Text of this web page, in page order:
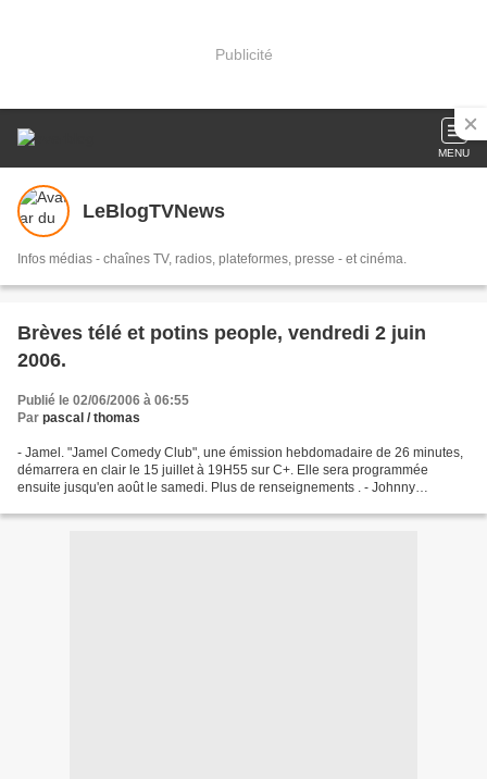
Publicité
MENU
LeBlogTVNews
Infos médias - chaînes TV, radios, plateformes, presse - et cinéma.
Brèves télé et potins people, vendredi 2 juin
2006.
Publié le 02/06/2006 à 06:55
Par pascal / thomas
- Jamel. "Jamel Comedy Club", une émission hebdomadaire de 26 minutes,
démarrera en clair le 15 juillet à 19H55 sur C+. Elle sera programmée
ensuite jusqu'en août le samedi. Plus de renseignements . - Johnny